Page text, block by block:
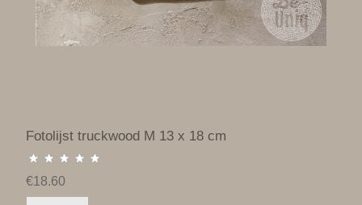
Fotolijst truckwood M 13 x 18 cm
€18.60